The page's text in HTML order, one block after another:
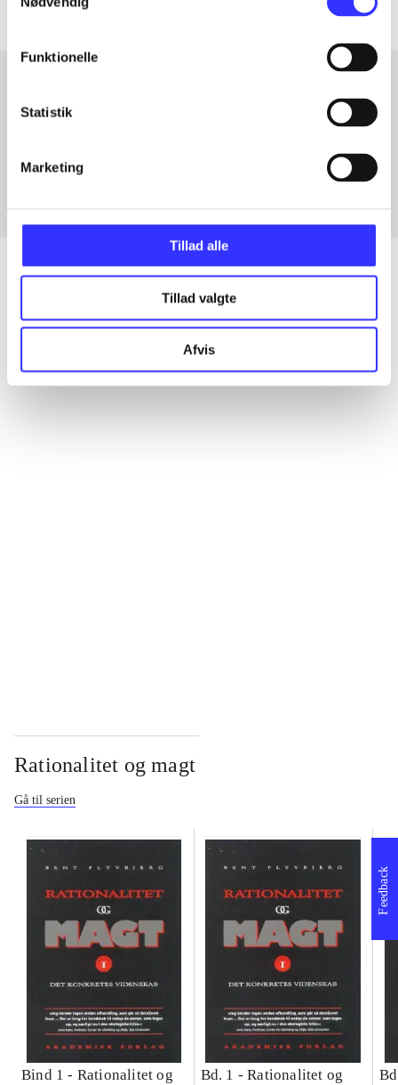
Funktionelle
Statistik
Marketing
Tillad alle
Tillad valgte
Afvis
Artikler med samme emner
Artikler
Alle registrerede artikler fordelt på udgivelser
Rationalitet og magt
Gå til serien
Bind 1 - Rationalitet og
Bd. 1 -Rationalitet og
Feedback